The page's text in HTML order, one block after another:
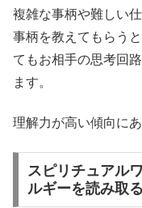
複雑な事柄や難しい
事柄を教えてもらう
てもお相手の思考回
ます。
理解力が高い傾向に
スピリチュアル
ルギーを読み取る